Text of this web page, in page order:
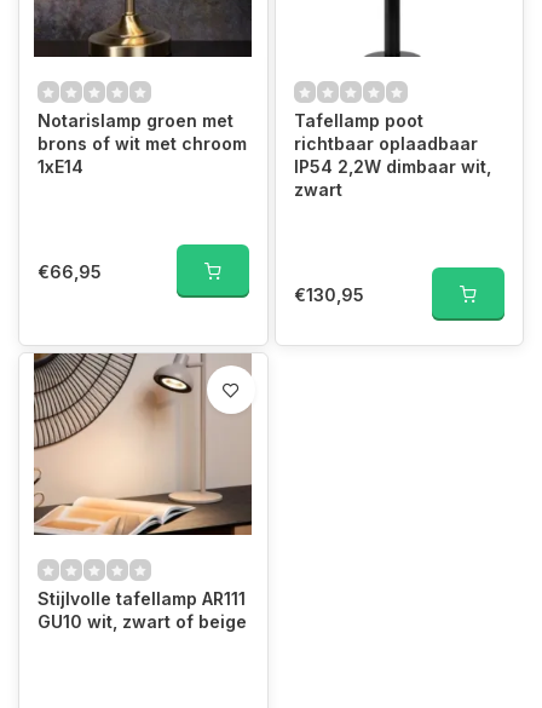
Notarislamp groen met
brons of wit met chroom
1xE14
€66,95
Tafellamp poot
richtbaar oplaadbaar
IP54 2,2W dimbaar wit,
zwart
€130,95
Stijlvolle tafellamp AR111
GU10 wit, zwart of beige